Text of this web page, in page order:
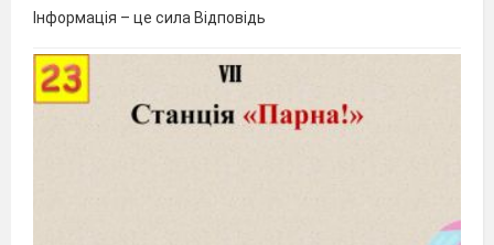
Інформація – це сила Відповідь